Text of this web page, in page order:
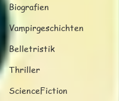
Biografien
Vampirgeschichten
Belletristik
Thriller
ScienceFiction